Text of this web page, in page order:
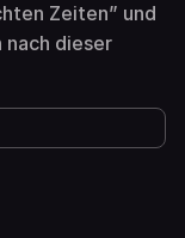
Zeiten” und
nach dieser